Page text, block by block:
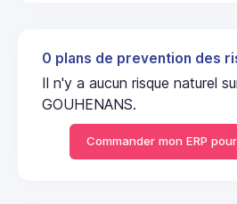
0 plans de prevention des
Il n'y a aucun risque naturel
GOUHENANS.
Commander mon ERP pour